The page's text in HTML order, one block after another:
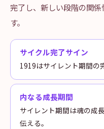
完了し、新しい段階の関
す。
サイクル完了サイン
1919はサイレント期間の
内なる成長期間
サイレント期間は魂の成
伝える。